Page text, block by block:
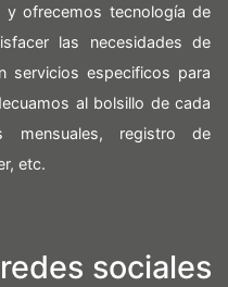
ofrecemos tecnología de
las necesidades de
servicios especificos para
al bolsillo de cada
mensuales, registro de
etc.
sociales